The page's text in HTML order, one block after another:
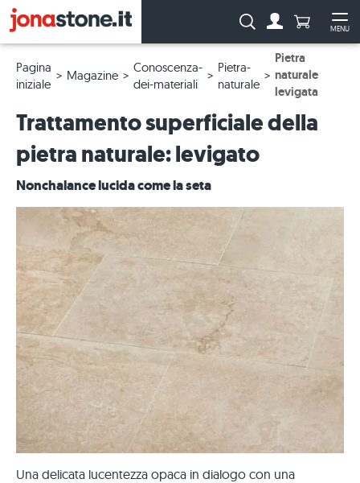
MENU
Ricerca: Numero di
Pagina
iniziale
Magazine
Conoscenza-
dei-materiali
Pietra-
naturale
Pietra
naturale
levigata
Trattamento superficiale della
pietra naturale: levigato
Nonchalance lucida come la seta
Una delicata lucentezza opaca in dialogo con una